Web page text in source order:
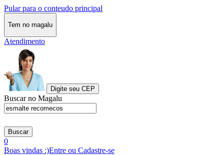
Pular para o conteudo principal
Tem no magalu
Atendimento
Digite seu CEP
Buscar no Magalu
Buscar
0
Boas vindas :)Entre ou Cadastre-se